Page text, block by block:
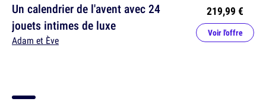
Un calendrier de l'avent avec 24
jouets intimes de luxe
Adam et Ève
219,99 €
Voir l'offre